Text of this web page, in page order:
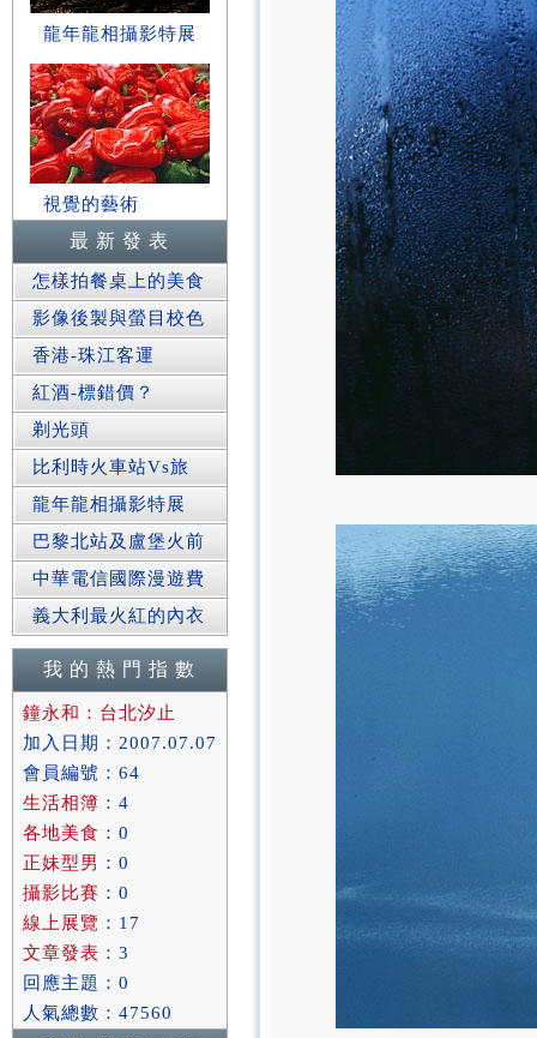
龍年龍相攝影特展
視覺的藝術
最 新 發 表
怎樣拍餐桌上的美食
影像後製與螢目校色
香港-珠江客運
紅酒-標錯價？
剃光頭
比利時火車站Vs旅
龍年龍相攝影特展
巴黎北站及盧堡火前
中華電信國際漫遊費
義大利最火紅的內衣
我 的 熱 門 指 數
鐘永和：台北汐止
加入日期：2007.07.07
會員編號：64
生活相簿 ：4
各地美食 ：0
正妹型男 ：0
攝影比賽 ：0
線上展覽 ：17
文章發表 ：3
回應主題：0
人氣總數：47560